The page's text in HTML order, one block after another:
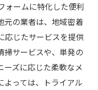
ォームに特化した便利
元の業者は、地域密着
応じたサービスを提供
掃サービスや、単発の
ーズに応じた柔軟なメ
よっては、トライアル